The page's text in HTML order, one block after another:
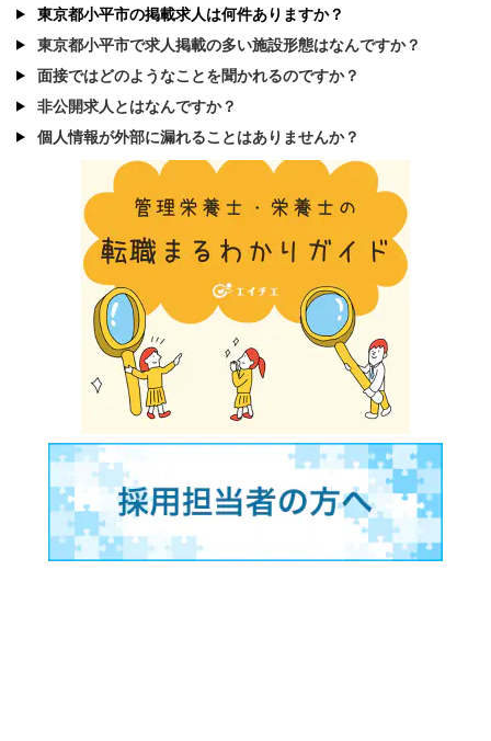
東京都小平市の掲載求人は何件ありますか？
東京都小平市で求人掲載の多い施設形態はなんですか？
面接ではどのようなことを聞かれるのですか？
非公開求人とはなんですか？
個人情報が外部に漏れることはありませんか？